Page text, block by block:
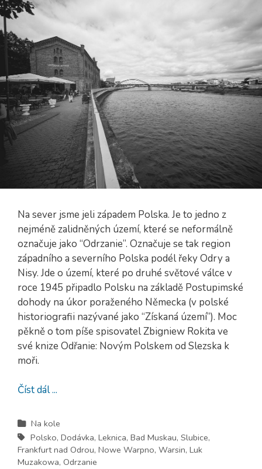
Na sever jsme jeli západem Polska. Je to jedno z
nejméně zalidněných území, které se neformálně
označuje jako “Odrzanie”. Označuje se tak region
západního a severního Polska podél řeky Odry a
Nisy. Jde o území, které po druhé světové válce v
roce 1945 připadlo Polsku na základě Postupimské
dohody na úkor poraženého Německa (v polské
historiografii nazývané jako “Získaná území”). Moc
pěkně o tom píše spisovatel Zbigniew Rokita ve
své knize Odřanie: Novým Polskem od Slezska k
moři.
Číst dál ...
Na kole
Polsko, Dodávka, Leknica, Bad Muskau, Slubice,
Frankfurt nad Odrou, Nowe Warpno, Warsin, Luk
Muzakowa, Odrzanie